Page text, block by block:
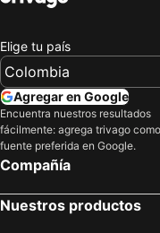
Hotel Prado 72
La Casona
Country International
BH Barranquilla
Estelar Apartamentos
Hotel Platinum
Hotel American Golf
Hotel Boston Superior
Elige tu país
Agregar en Google
Encuentra nuestros resultados
fácilmente: agrega trivago como
fuente preferida en Google.
Compañía
Nuestros productos